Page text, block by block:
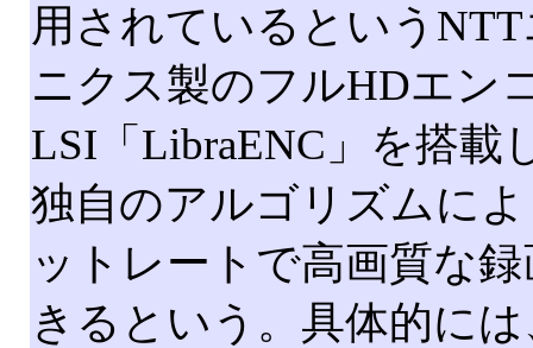
用されているという
ニクス製のフルHDエン
LSI「LibraENC」を搭載
独自のアルゴリズムに
ットレートで高画質な
きるという。具体的には